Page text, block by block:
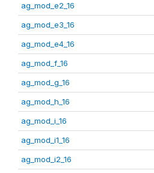
ag_mod_e2_16
ag_mod_e3_16
ag_mod_e4_16
ag_mod_f_16
ag_mod_g_16
ag_mod_h_16
ag_mod_i_16
ag_mod_i1_16
ag_mod_i2_16